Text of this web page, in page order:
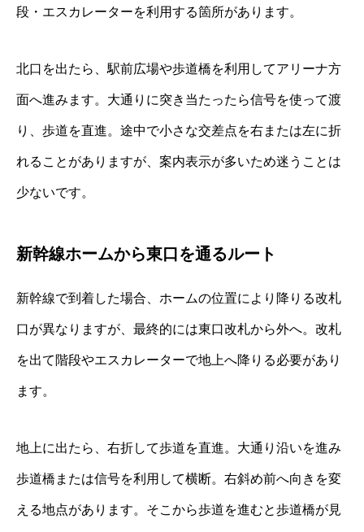
段・エスカレーターを利用する箇所があります。
北口を出たら、駅前広場や歩道橋を利用してアリーナ方
面へ進みます。大通りに突き当たったら信号を使って渡
り、歩道を直進。途中で小さな交差点を右または左に折
れることがありますが、案内表示が多いため迷うことは
少ないです。
新幹線ホームから東口を通るルート
新幹線で到着した場合、ホームの位置により降りる改札
口が異なりますが、最終的には東口改札から外へ。改札
を出て階段やエスカレーターで地上へ降りる必要があり
ます。
地上に出たら、右折して歩道を直進。大通り沿いを進み
歩道橋または信号を利用して横断。右斜め前へ向きを変
える地点があります。そこから歩道を進むと歩道橋が見